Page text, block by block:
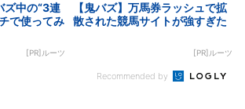
ズ中の“3連
で使ってみ
[PR]ルーツ
【鬼バズ】万馬券ラッシュで拡
散された競馬サイトが強すぎた
[PR]ルーツ
Recommended by